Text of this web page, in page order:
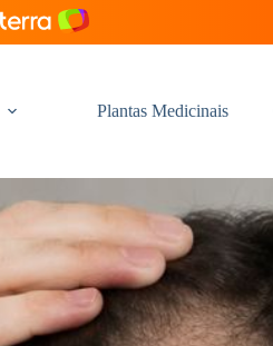
Plantas Medicinais